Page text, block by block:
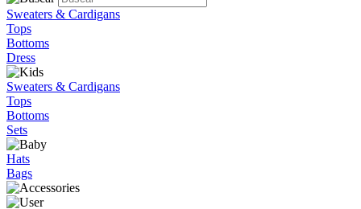
Sweaters & Cardigans
Tops
Bottoms
Dress
Sweaters & Cardigans
Tops
Bottoms
Sets
Hats
Bags